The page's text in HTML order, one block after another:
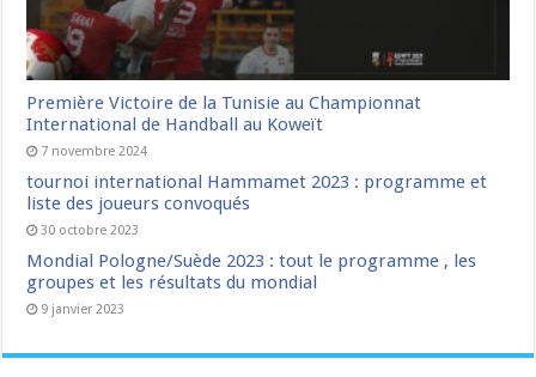
Première Victoire de la Tunisie au Championnat
International de Handball au Koweït
7 novembre 2024
tournoi international Hammamet 2023 : programme et
liste des joueurs convoqués
30 octobre 2023
Mondial Pologne/Suède 2023 : tout le programme , les
groupes et les résultats du mondial
9 janvier 2023